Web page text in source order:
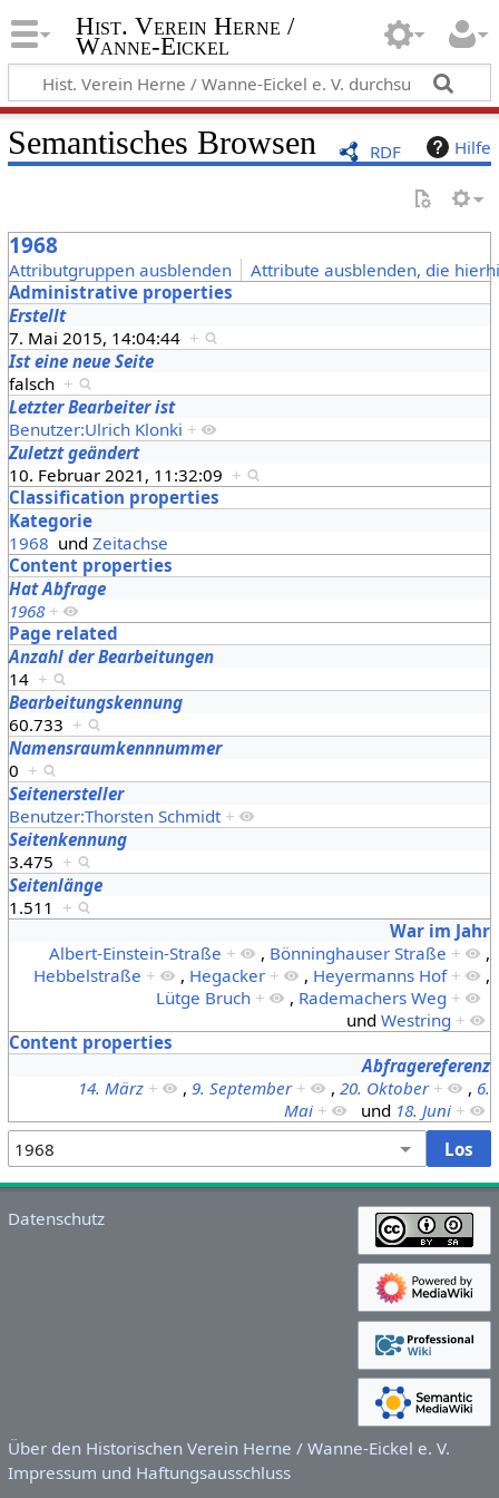
Hist. Verein Herne /
Wanne-Eickel
RDF Hilfe
Semantisches Browsen
1968
Attributgruppen ausblenden
Attribute ausblenden, die
Administrative properties
Erstellt
7. Mai 2015, 14:04:44 +
Ist eine neue Seite
falsch +
Letzter Bearbeiter ist
Benutzer:Ulrich Klonki +
Zuletzt geändert
10. Februar 2021, 11:32:09 +
Classification properties
Kategorie
1968 und Zeitachse
Content properties
Hat Abfrage
1968 +
Page related
Anzahl der Bearbeitungen
14 +
Bearbeitungskennung
60.733 +
Namensraumkennnummer
0 +
Seitenersteller
Benutzer:Thorsten Schmidt +
Seitenkennung
3.475 +
Seitenlänge
1.511 +
War im Jahr
Albert-Einstein-Straße + , Bönninghauser Straße +
,
Hebbelstraße + , Hegacker + , Heyermanns Hof +
,
Lütge Bruch + , Rademachers Weg +
undWestring +
Content properties
Abfragereferenz
14. März + , 9. September + ,20. Oktober + , 6.
Mai + und 18. Juni +
Datenschutz
Über den Historischen Verein Herne / Wanne-Eickel e. V.
Impressum und Haftungsausschluss